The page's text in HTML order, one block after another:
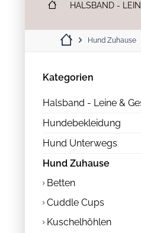
HALSBAND -
Hund Zuhause
Kategorien
Halsband - Leine &
Hundebekleidung
Hund Unterwegs
Hund Zuhause
Betten
Cuddle Cups
Kuschelhöhlen